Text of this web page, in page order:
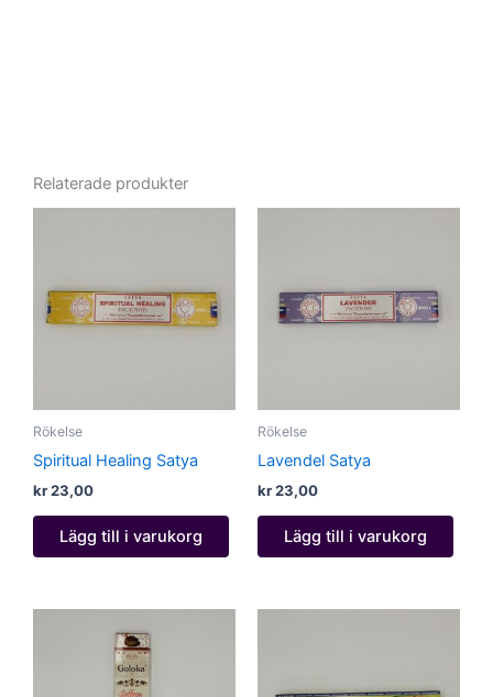
Relaterade produkter
Rökelse
Spiritual Healing Satya
kr23,00
Lägg till i varukorg
Rökelse
Lavendel Satya
kr23,00
Lägg till i varukorg